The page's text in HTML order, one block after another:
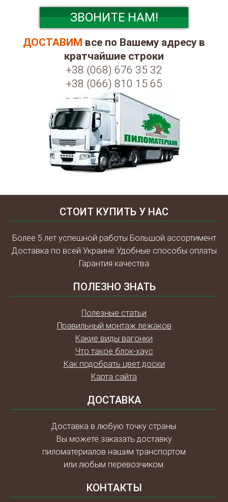
ЗВОНИТЕ НАМ!
ДОСТАВИМ все по Вашему адресу в
кратчайшие строки
+38 (068) 676 35 32
+38 (066) 810 15 65
СТОИТ КУПИТЬ У НАС
Более 5 лет успешной работы Большой ассортимент
Доставка по всей Украине Удобные способы оплаты
Гарантия качества
ПОЛЕЗНО ЗНАТЬ
Полезные статьи
Правильный монтаж лежаков
Какие виды вагонки
Что такое блок-хаус
Как подобрать цвет доски
Карта сайта
ДОСТАВКА
Доставка в любую точку страны.
Вы можете заказать доставку
пиломатериалов нашим транспортом
или любым перевозчиком.
КОНТАКТЫ